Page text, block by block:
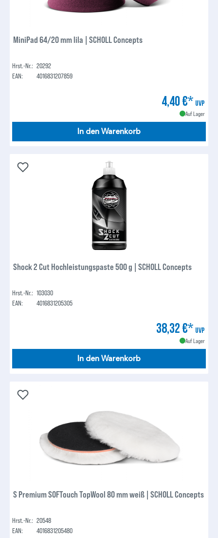
MiniPad 64/20 mm lila | SCHOLL Concepts
Hrst.-Nr.: 20292
EAN:
4016831207859
4,40 €* UVP
Auf Lager
In den Warenkorb
Shock 2 Cut Hochleistungspaste 500 g | SCHOLL Concepts
Hrst.-Nr.: 103030
EAN:
4016831205305
38,32 €* UVP
Auf Lager
In den Warenkorb
S Premium SOFTouch TopWool 80 mm weiß | SCHOLL Concepts
Hrst.-Nr.: 20548
EAN:
4016831205480